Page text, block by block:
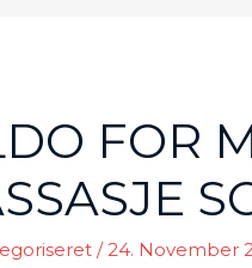
FOR
/24. November